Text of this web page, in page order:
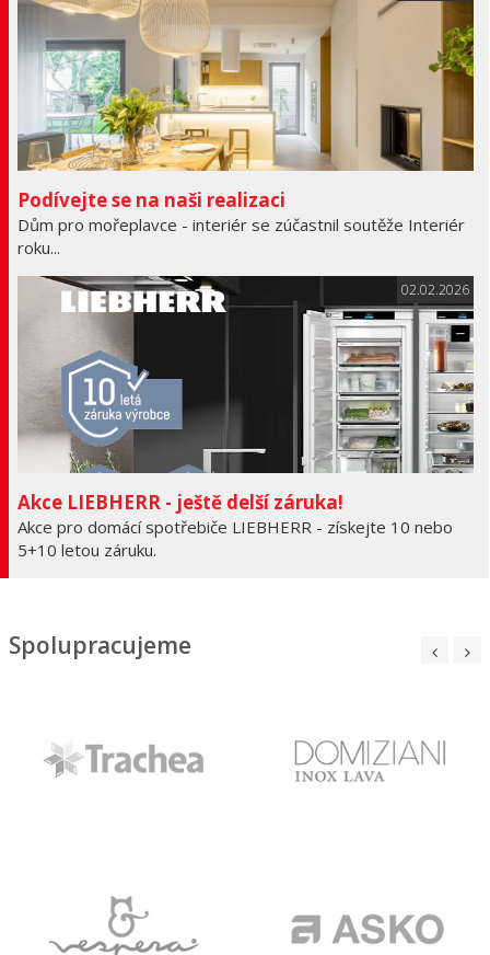
Podívejte se na naši realizaci
Dům pro mořeplavce - interiér se zúčastnil soutěže Interiér
roku...
02.02.2026
Akce LIEBHERR - ještě delší záruka!
Akce pro domácí spotřebiče LIEBHERR - získejte 10 nebo
5+10 letou záruku.
Spolupracujeme